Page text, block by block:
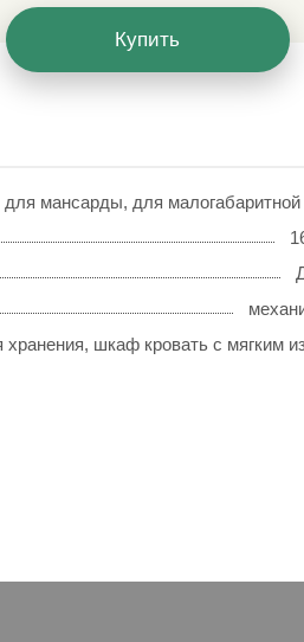
Купить
мансарды, для малогабаритной
шкаф кровать с мягким